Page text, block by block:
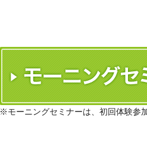
※モーニングセミナーは、初回体験参